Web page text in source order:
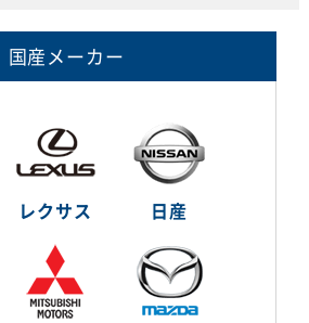
国産メーカー
レクサス 日産